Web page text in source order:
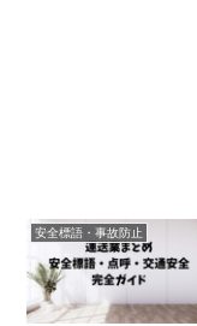
安全標語・事故防止